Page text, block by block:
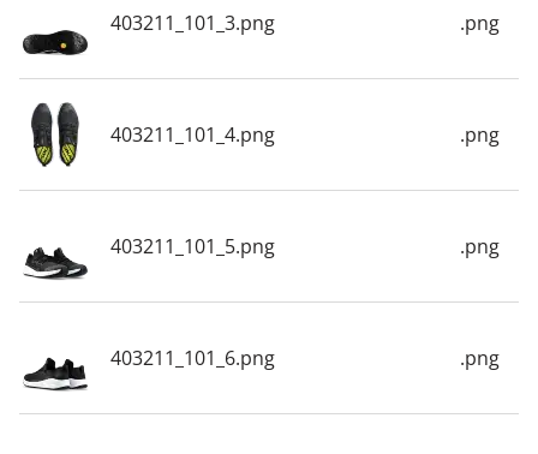
403211_101_3.png .png
403211_101_4.png .png
403211_101_5.png .png
403211_101_6.png .png